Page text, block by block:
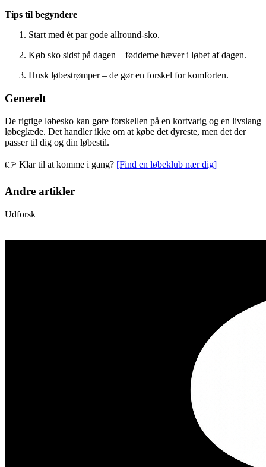
Tips til begyndere
Start med ét par gode allround-sko.
Køb sko sidst på dagen – fødderne hæver i løbet af dagen.
Husk løbestrømper – de gør en forskel for komforten.
Generelt
De rigtige løbesko kan gøre forskellen på en kortvarig og en livslang
løbeglæde. Det handler ikke om at købe det dyreste, men det der
passer til dig og din løbestil.
👉 Klar til at komme i gang? [Find en løbeklub nær dig]
Andre artikler
Udforsk